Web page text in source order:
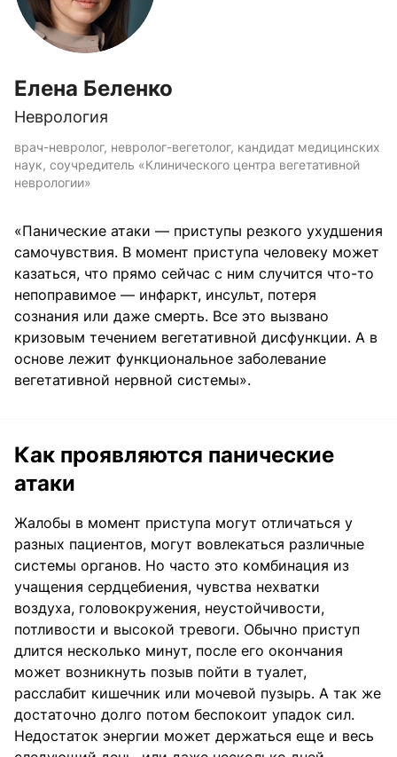
Елена Беленко
Неврология
врач-невролог, невролог-вегетолог, кандидат медицинских
наук, соучредитель «Клинического центра вегетативной
неврологии»
«Панические атаки — приступы резкого ухудшения
самочувствия. В момент приступа человеку может
казаться, что прямо сейчас с ним случится что-то
непоправимое — инфаркт, инсульт, потеря
сознания или даже смерть. Все это вызвано
кризовым течением вегетативной дисфункции. А в
основе лежит функциональное заболевание
вегетативной нервной системы».
Как проявляются панические
атаки
Жалобы в момент приступа могут отличаться у
разных пациентов, могут вовлекаться различные
системы органов. Но часто это комбинация из
учащения сердцебиения, чувства нехватки
воздуха, головокружения, неустойчивости,
потливости и высокой тревоги. Обычно приступ
длится несколько минут, после его окончания
может возникнуть позыв пойти в туалет,
расслабит кишечник или мочевой пузырь. А так же
достаточно долго потом беспокоит упадок сил.
Недостаток энергии может держаться еще и весь